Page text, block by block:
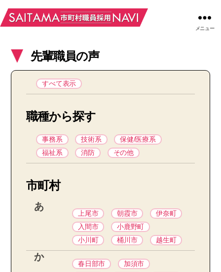
メニュー
先輩職員の声
すべて表示
職種から探す
事務系 技術系
保健/医療系
福祉系
消防 その他
市町村
あ
上尾市 朝霞市
伊奈町
入間市
小鹿野町
小川町
桶川市 越生町
か
春日部市
加須市